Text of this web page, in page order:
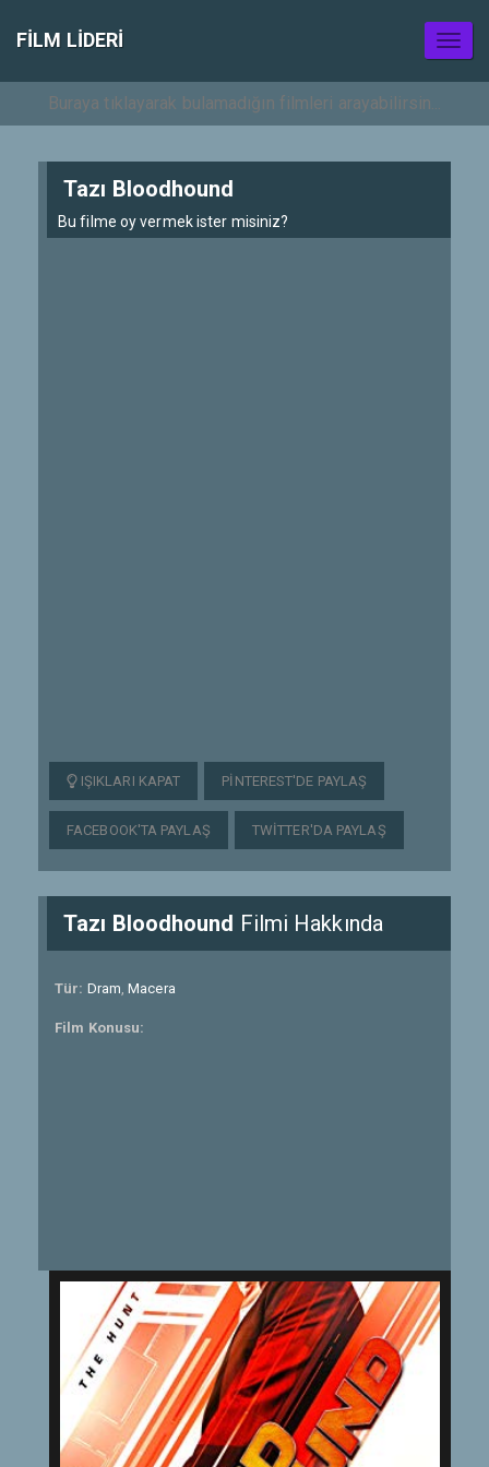
FILM LIDERI
Tazı Bloodhound
Bu filme oy vermek ister misiniz?
IŞIKLARI KAPAT PINTEREST'DE PAYLAŞ
FACEBOOK'TA PAYLAŞ TWITTER'DA PAYLAŞ
Tazı Bloodhound Filmi Hakkında
Tür: Dram,Macera
Film Konusu: